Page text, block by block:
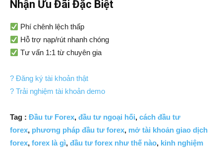
Nhận Ưu Đãi Đặc Biệt
Phí chênh lệch thấp
Hỗ trợ nạp/rút nhanh chóng
Tư vấn 1:1 từ chuyên gia
? Đăng ký tài khoản thật
? Trải nghiệm tài khoản demo
Tag : Đầu tư Forex, đầu tư ngoại hối, cách đầu tư
forex, phương pháp đầu tư forex, mở tài khoản giao dịch
forex, forex là gì, đầu tư forex như thế nào, kinh nghiệm